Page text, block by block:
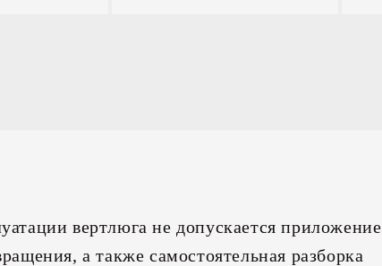
вертлюга не допускается приложение
а также самостоятельная разборка